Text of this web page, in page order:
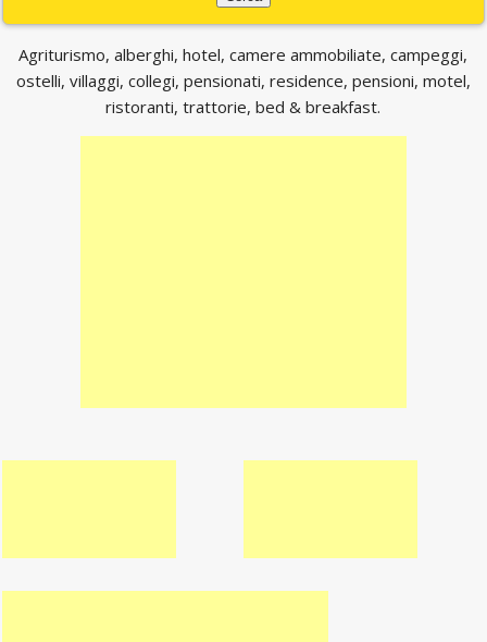
Agriturismo, alberghi, hotel, camere ammobiliate, campeggi,
ostelli, villaggi, collegi, pensionati, residence, pensioni, motel,
ristoranti, trattorie, bed & breakfast.